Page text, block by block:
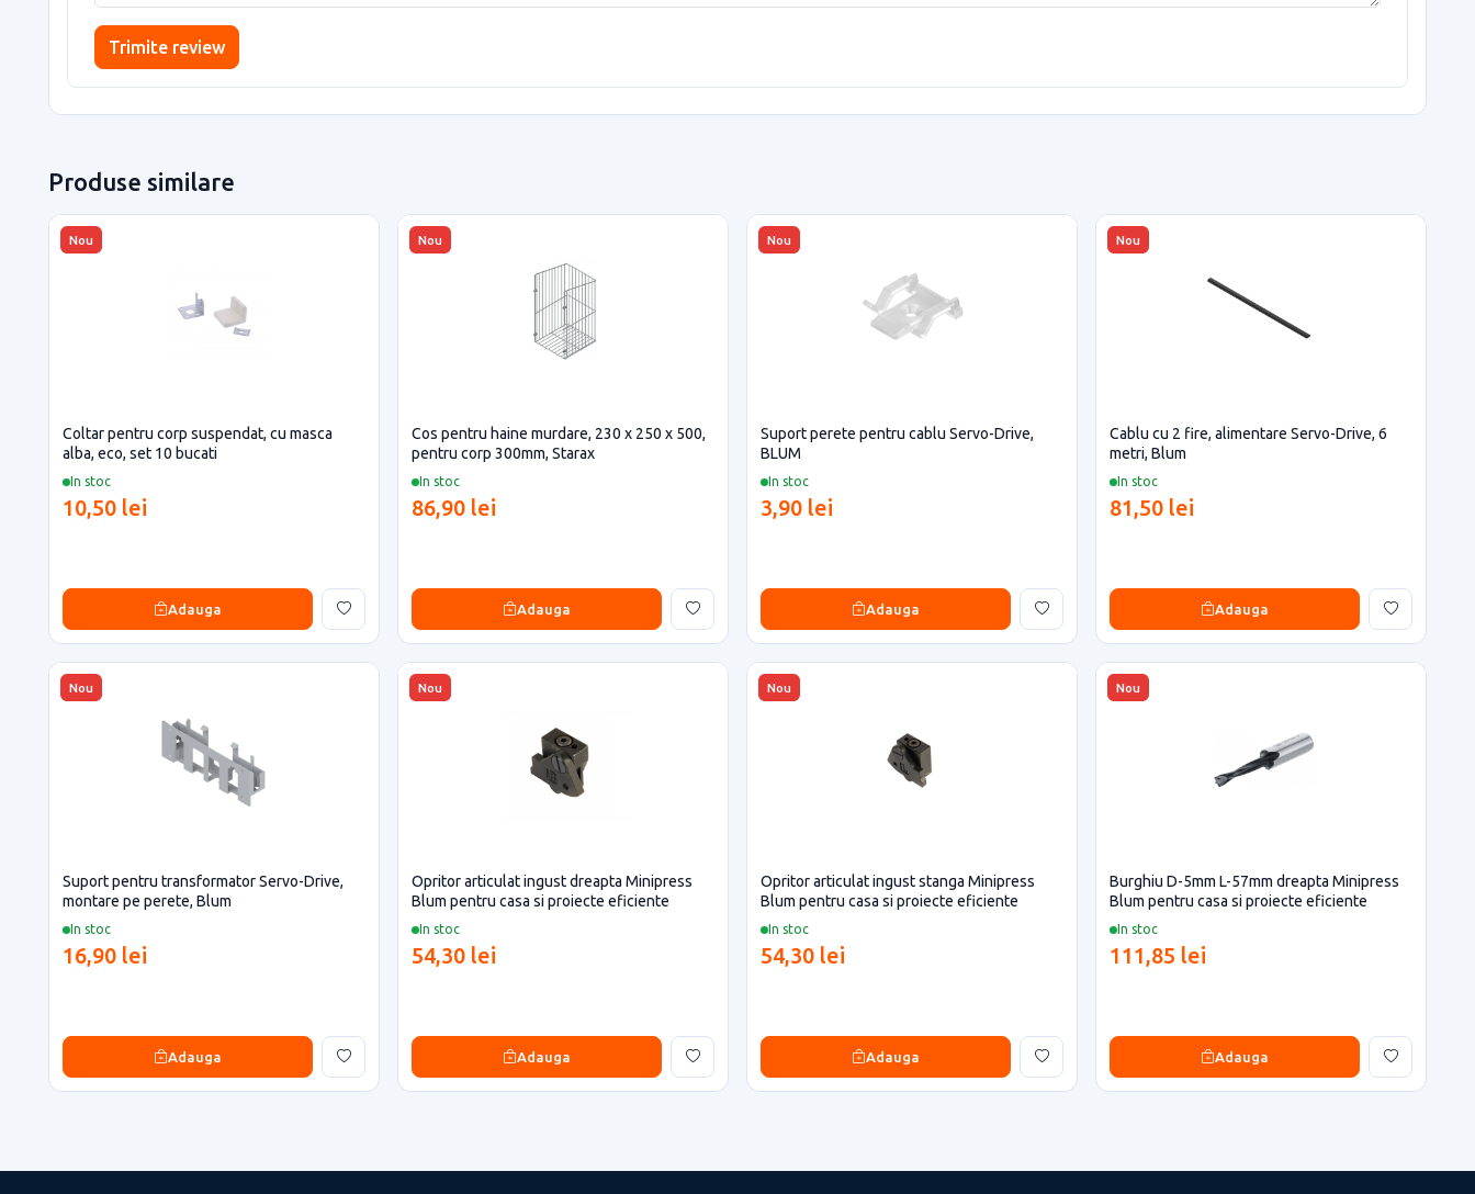
Trimite review
Produse similare
Nou
In stoc
Coltar pentru corp suspendat, cu masca
alba, eco, set 10 bucati
10,50 lei
Adauga
Nou
In stoc
Cos pentru haine murdare, 230 x 250 x 500,
pentru corp 300mm, Starax
86,90 lei
Adauga
Nou
In stoc
Suport perete pentru cablu Servo-Drive,
BLUM
3,90 lei
Adauga
Nou
In stoc
Cablu cu 2 fire, alimentare Servo-Drive, 6
metri, Blum
81,50 lei
Adauga
Nou
In stoc
Suport pentru transformator Servo-Drive,
montare pe perete, Blum
16,90 lei
Adauga
Nou
In stoc
Opritor articulat ingust dreapta Minipress
Blum pentru casa si proiecte eficiente
54,30 lei
Adauga
Nou
In stoc
Opritor articulat ingust stanga Minipress
Blum pentru casa si proiecte eficiente
54,30 lei
Adauga
Nou
In stoc
Burghiu D-5mm L-57mm dreapta Minipress
Blum pentru casa si proiecte eficiente
111,85 lei
Adauga